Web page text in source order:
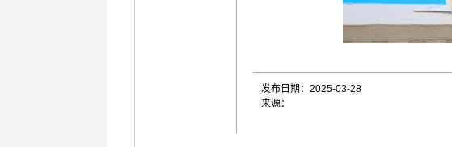
发布日期：2025-03-28
来源：